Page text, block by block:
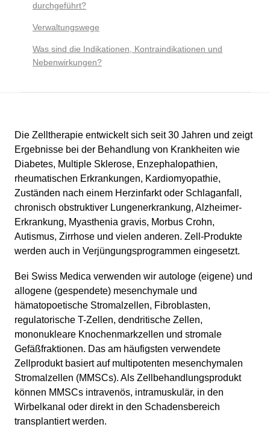
Die Zelltherapie entwickelt sich seit 30 Jahren und zeigt
Ergebnisse bei der Behandlung von Krankheiten wie
Diabetes, Multiple Sklerose, Enzephalopathien,
rheumatischen Erkrankungen, Kardiomyopathie,
Zuständen nach einem Herzinfarkt oder Schlaganfall,
chronisch obstruktiver Lungenerkrankung, Alzheimer-
Erkrankung, Myasthenia gravis, Morbus Crohn,
Autismus, Zirrhose und vielen anderen. Zell-Produkte
werden auch in Verjüngungsprogrammen eingesetzt.
Bei Swiss Medica verwenden wir autologe (eigene) und
allogene (gespendete) mesenchymale und
hämatopoetische Stromalzellen, Fibroblasten,
regulatorische T-Zellen, dendritische Zellen,
mononukleare Knochenmarkzellen und stromale
Gefäßfraktionen. Das am häufigsten verwendete
Zellprodukt basiert auf multipotenten mesenchymalen
Stromalzellen (MMSCs). Als Zellbehandlungsprodukt
können MMSCs intravenös, intramuskulär, in den
Wirbelkanal oder direkt in den Schadensbereich
transplantiert werden.
durchgeführt?
Verwaltungswege
Was sind die Indikationen, Kontraindikationen und
Nebenwirkungen?